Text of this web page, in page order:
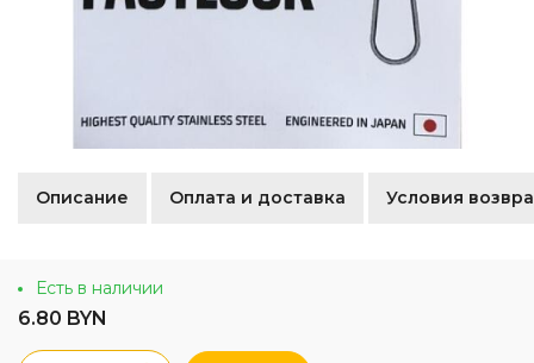
Описание Оплата и доставка Условия
Есть в наличии
6.80 BYN